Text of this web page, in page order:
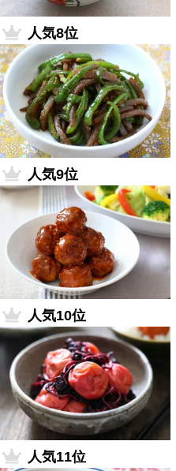
人気8位
人気9位
人気10位
人気11位